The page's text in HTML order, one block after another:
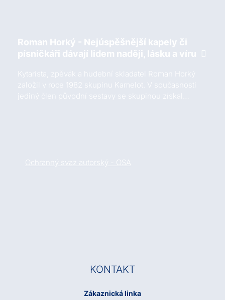
Roman Horký - Nejúspěšnější kapely či
písničkáři dávají lidem naději, lásku a víru
Kytarista, zpěvák a hudební skladatel Roman Horký
založil v roce 1982 skupinu Kamelot. V současnosti
jediný člen původní sestavy se skupinou získal…
Ochranný svaz autorský - OSA
KONTAKT
Zákaznická linka